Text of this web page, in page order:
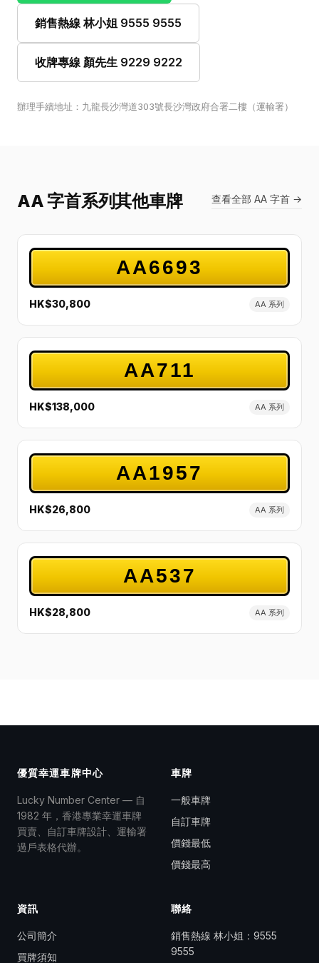
銷售熱線 林小姐 9555 9555
收牌專線 顏先生 9229 9222
辦理手續地址：九龍長沙灣道303號長沙灣政府合署二樓（運輸署）
AA 字首系列其他車牌 查看全部 AA 字首 →
AA6693
HK$30,800 AA 系列
AA711
HK$138,000 AA 系列
AA1957
HK$26,800 AA 系列
AA537
HK$28,800 AA 系列
優質幸運車牌中心
Lucky Number Center — 自
1982 年，香港專業幸運車牌
買賣、自訂車牌設計、運輸署
過戶表格代辦。
車牌
一般車牌
自訂車牌
價錢最低
價錢最高
資訊
公司簡介
買牌須知
聯絡
銷售熱線 林小姐： 9555
9555